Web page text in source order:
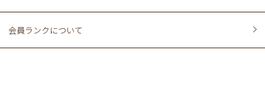
会員ランクについて